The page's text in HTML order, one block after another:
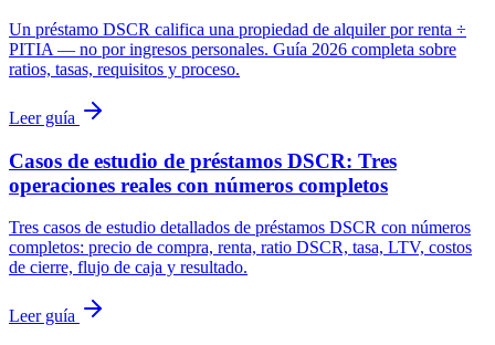
Un préstamo DSCR califica una propiedad de alquiler por renta ÷
PITIA — no por ingresos personales. Guía 2026 completa sobre
ratios, tasas, requisitos y proceso.
Leer guía
Casos de estudio de préstamos DSCR: Tres
operaciones reales con números completos
Tres casos de estudio detallados de préstamos DSCR con números
completos: precio de compra, renta, ratio DSCR, tasa, LTV, costos
de cierre, flujo de caja y resultado.
Leer guía